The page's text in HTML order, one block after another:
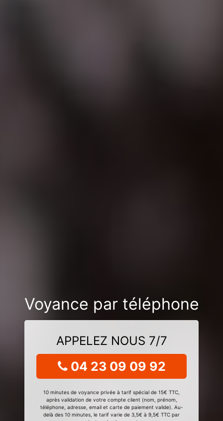
Voyance par téléphone
APPELEZ NOUS 7/7
04 23 09 09 92
10 minutes de voyance privée à tarif spécial de 15€ TTC,
après validation de votre compte client (nom, prénom,
téléphone, adresse, email et carte de paiement valide). Au-
delà des 10 minutes, le tarif varie de 3,5€ à 9,5€ TTC par